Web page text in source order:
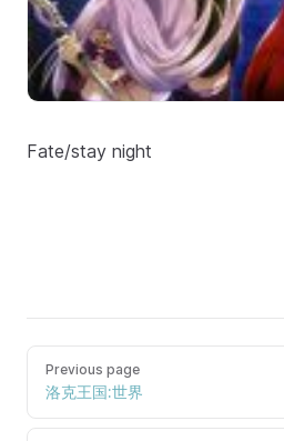
Fate/stay night
Previous page
洛克王国:世界